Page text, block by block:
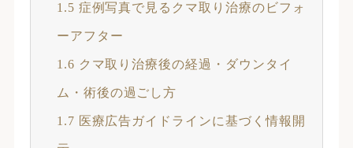
1.5 症例写真で見るクマ取り治療のビフォ
ーアフター
1.6 クマ取り治療後の経過・ダウンタイ
ム・術後の過ごし方
1.7 医療広告ガイドラインに基づく情報開